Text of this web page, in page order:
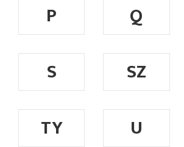
P
Q
S
SZ
TY
U